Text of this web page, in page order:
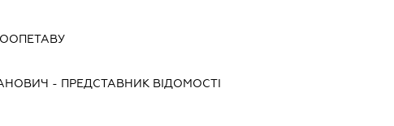
- ПРЕДСТАВНИК ВІДОМОСТІ